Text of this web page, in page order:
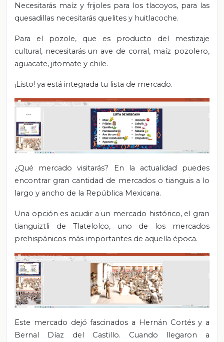
Necesitarás maíz y frijoles para los tlacoyos, para las
quesadillas necesitarás quelites y huitlacoche.
Para el pozole, que es producto del mestizaje
cultural, necesitarás un ave de corral, maíz pozolero,
aguacate, jitomate y chile.
¡Listo! ya está integrada tu lista de mercado.
¿Qué mercado visitarás? En la actualidad puedes
encontrar gran cantidad de mercados o tianguis a lo
largo y ancho de la República Mexicana.
Una opción es acudir a un mercado histórico, el gran
tianguiztli de Tlatelolco, uno de los mercados
prehispánicos más importantes de aquella época.
Este mercado dejó fascinados a Hernán Cortés y a
Bernal Díaz del Castillo. Cuando llegaron a